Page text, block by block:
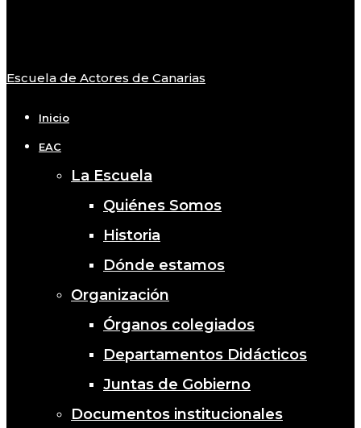
Close
Escuela de Actores de Canarias
Inicio
EAC
La Escuela
Quiénes Somos
Historia
Dónde estamos
Organización
Órganos colegiados
Departamentos Didácticos
Juntas de Gobierno
Documentos institucionales